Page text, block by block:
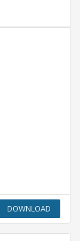
DOWNLOAD